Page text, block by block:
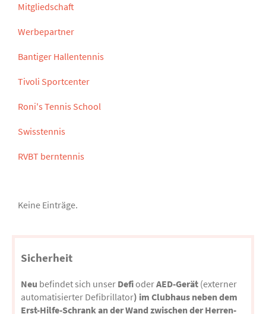
Mitgliedschaft
Werbepartner
Bantiger Hallentennis
Tivoli Sportcenter
Roni's Tennis School
Swisstennis
RVBT berntennis
Keine Einträge.
Sicherheit
Neu befindet sich unser DefioderAED-Gerät (externer
automatisierter Defibrillator) im Clubhaus neben dem
Erst-Hilfe-Schrank an der Wand zwischen der Herren-